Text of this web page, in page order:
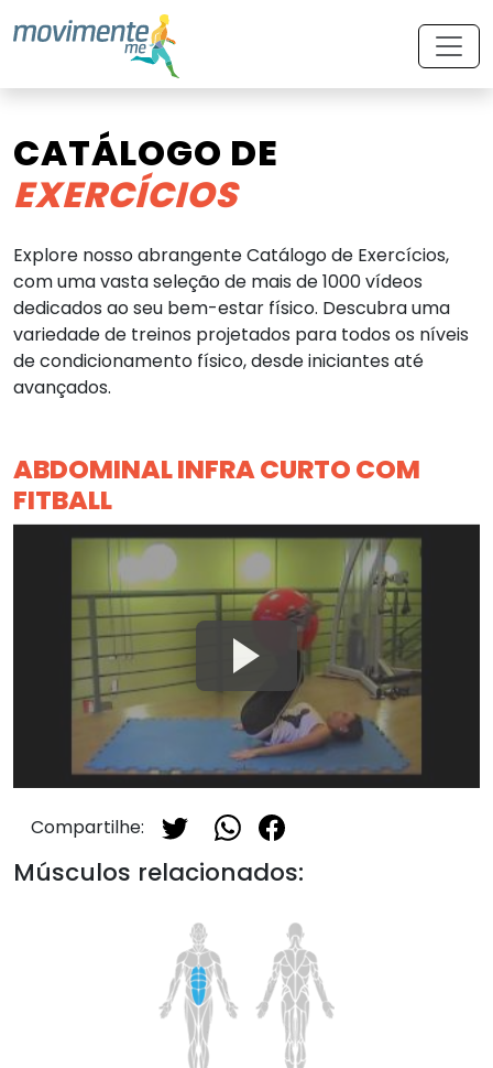
CATÁLOGO DE
EXERCÍCIOS
Explore nosso abrangente Catálogo de Exercícios,
com uma vasta seleção de mais de 1000 vídeos
dedicados ao seu bem-estar físico. Descubra uma
variedade de treinos projetados para todos os níveis
de condicionamento físico, desde iniciantes até
avançados.
ABDOMINAL INFRA CURTO COM
FITBALL
Compartilhe:
Músculos relacionados: